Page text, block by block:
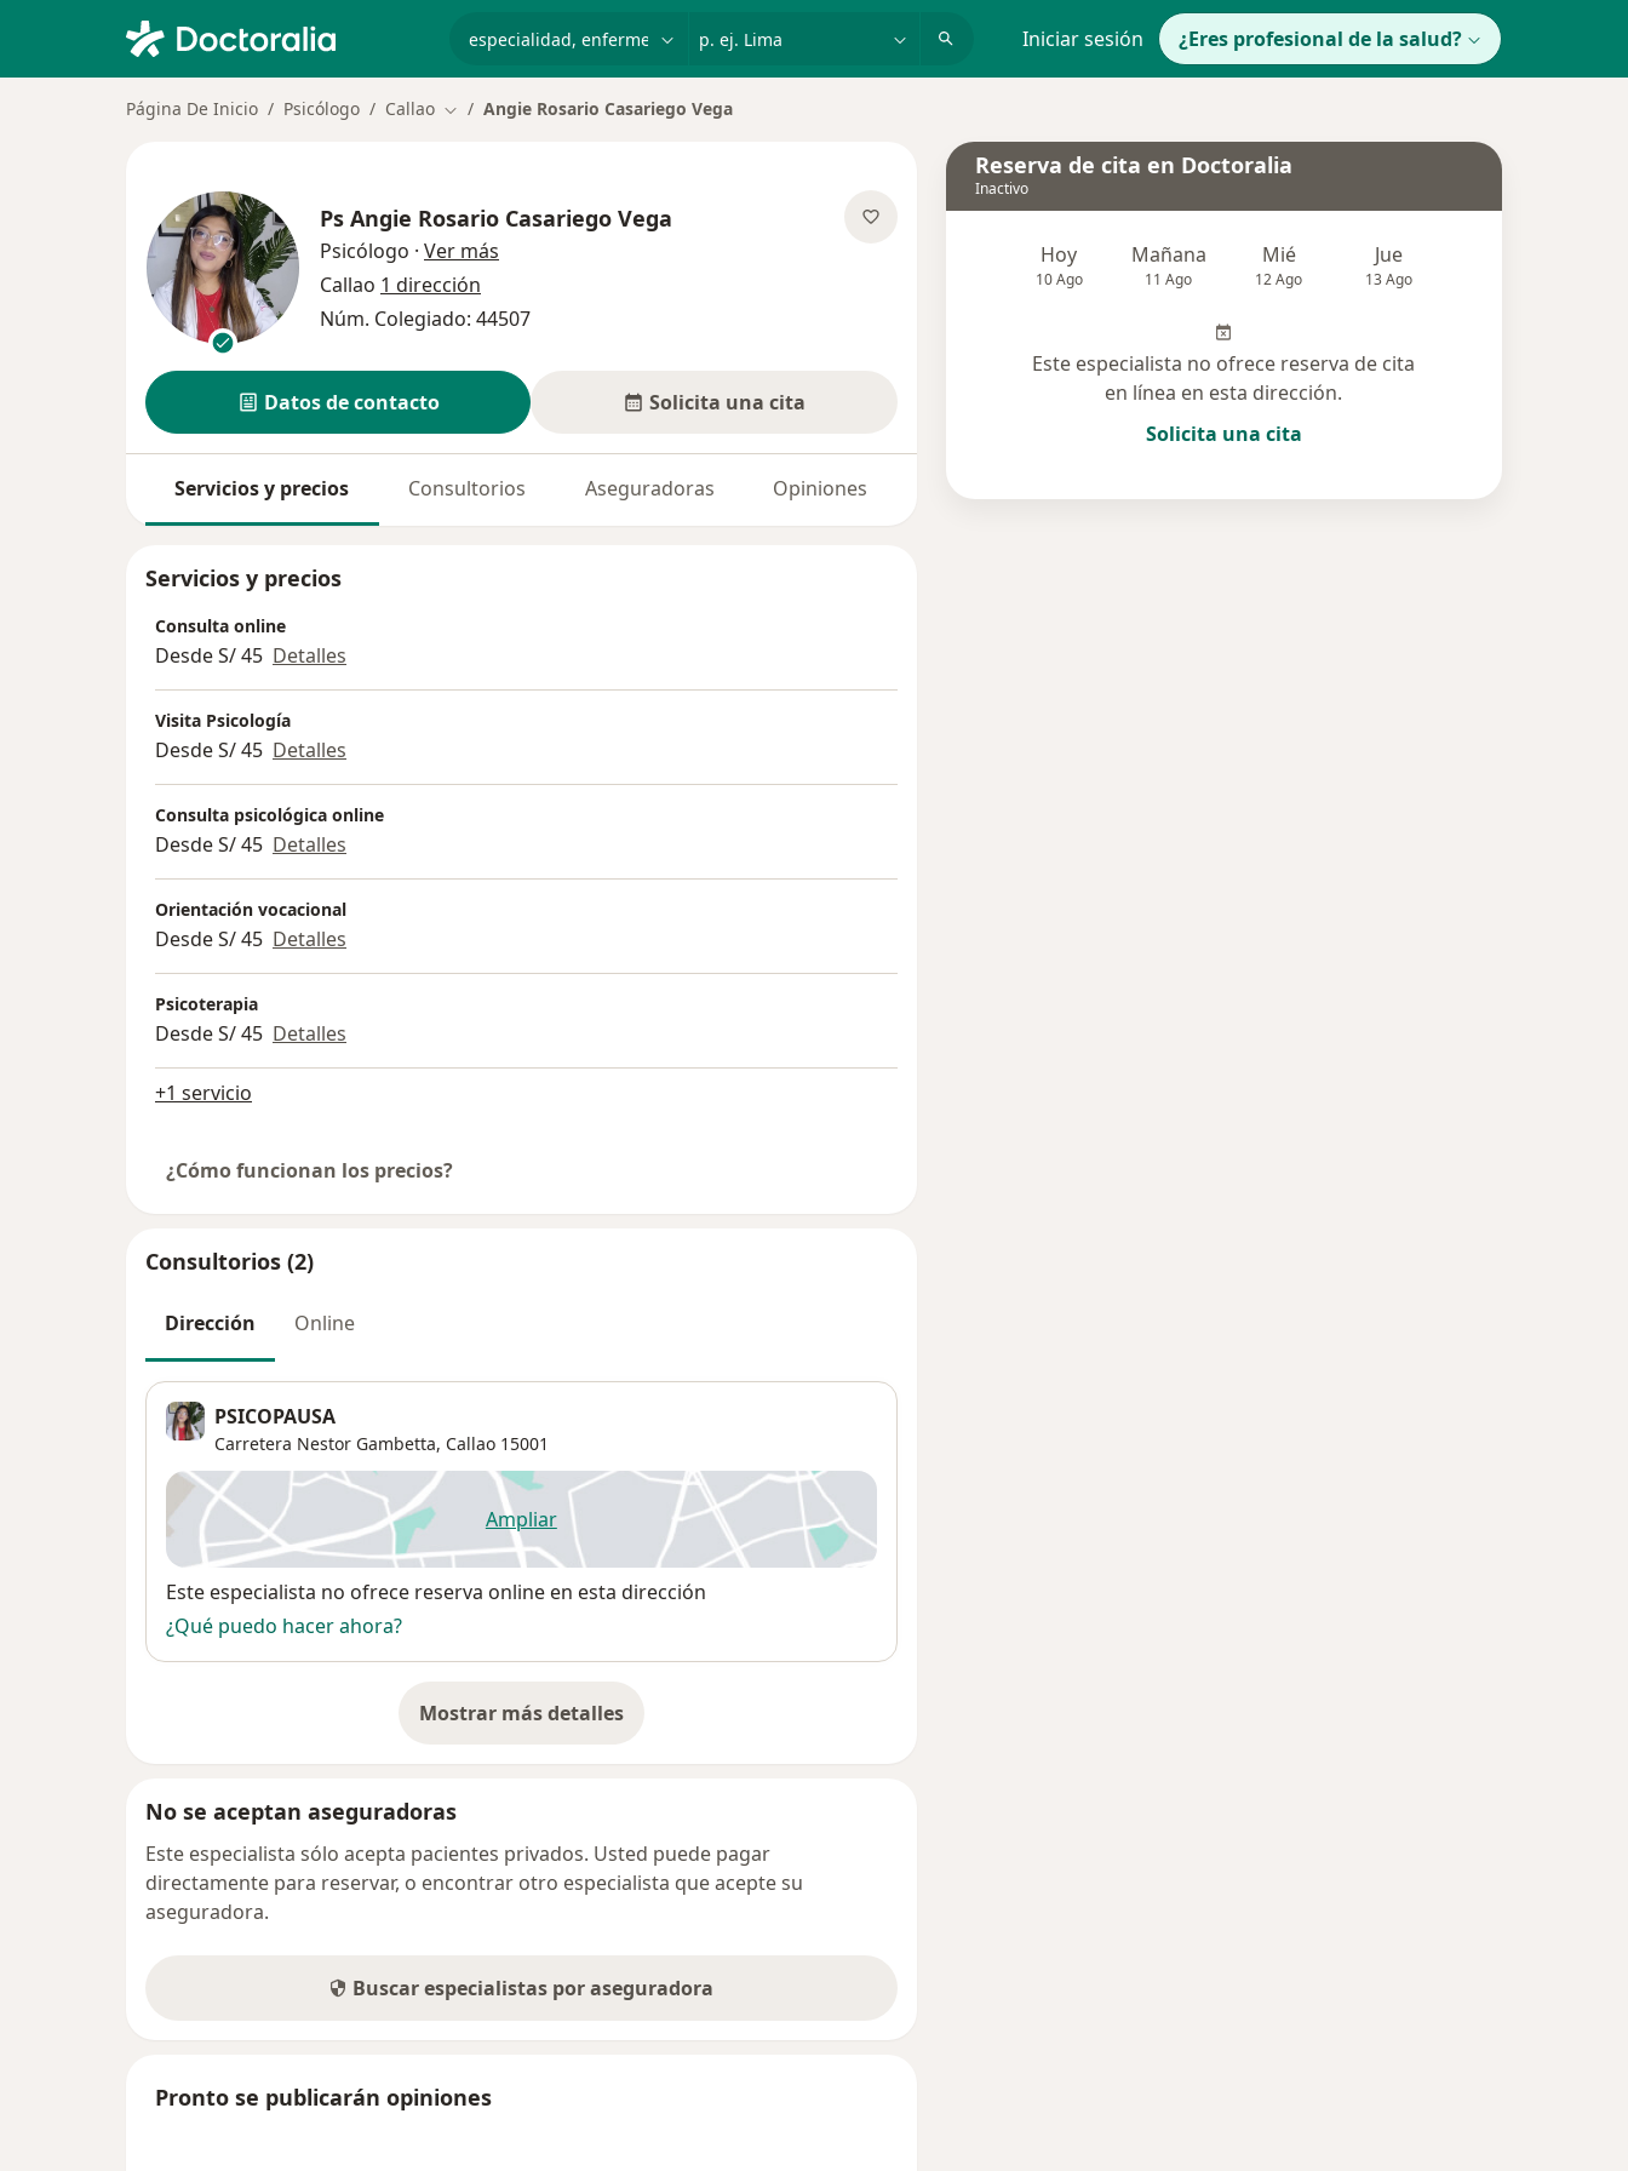
Iniciar sesión ¿Eres profesional de la salud?
Página De Inicio Psicólogo Callao Cambiar de ciudad
Angie Rosario Casariego Vega
Ps Angie Rosario Casariego Vega
Psicólogo · Ver más
Callao 1 dirección
Núm. Colegiado: 44507
Datos de contacto Solicita una cita
Servicios y precios Consultorios Aseguradoras Opiniones
Servicios y precios
Consulta online
Desde S/ 45 Detalles
Visita Psicología
Desde S/ 45 Detalles
Consulta psicológica online
Desde S/ 45 Detalles
Orientación vocacional
Desde S/ 45 Detalles
Psicoterapia
Desde S/ 45 Detalles
+1 servicio
¿Cómo funcionan los precios?
Consultorios (2)
Dirección Online
PSICOPAUSA
Carretera Nestor Gambetta, Callao 15001
Ampliarse abre en una nueva pestaña
Disponibilidad
Este especialista no ofrece reserva online en esta dirección
¿Qué puedo hacer ahora?
Mostrar más detalles
sobre la dirección
No se aceptan aseguradoras
Este especialista sólo acepta pacientes privados. Usted puede pagar
directamente para reservar, o encontrar otro especialista que acepte su
aseguradora.
Buscar especialistas por aseguradora
Pronto se publicarán opiniones
Reserva de cita en Doctoralia
Inactivo
Hoy
10 Ago
Mañana
11 Ago
Mié
12 Ago
Jue
13 Ago
Este especialista no ofrece reserva de cita
en línea en esta dirección.
Solicita una cita